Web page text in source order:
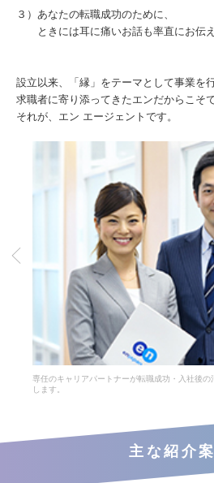
３）あなたの転職成功のために、
ときには耳に痛いお話も率直にお伝え
設立以来、「縁」をテーマとして事業を行
求職者に寄り添ってきたエンだからこそ
それが、エン エージェントです。
専任のキャリアパートナーが転職成功・入社後の
します。
主な紹介